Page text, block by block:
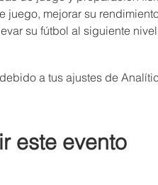
juego, mejorar su
su fútbol al siguiente
a tus ajustes de
este evento